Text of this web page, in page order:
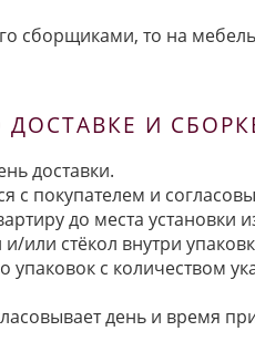
сборщиками, то на
И
доставки.
с покупателем и
до места установки
или стёкол внутри
упаковок с количеством
день и время